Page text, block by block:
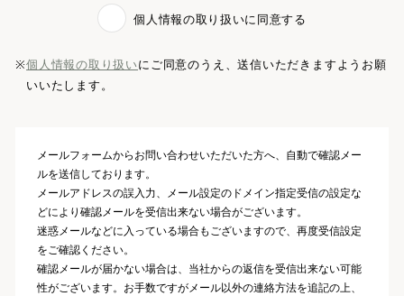
個人情報の取り扱いに同意する
※個人情報の取り扱いにご同意のうえ、送信いただきますようお願
いいたします。
メールフォームからお問い合わせいただいた方へ、自動で確認メー
ルを送信しております。
メールアドレスの誤入力、メール設定のドメイン指定受信の設定な
どにより確認メールを受信出来ない場合がございます。
迷惑メールなどに入っている場合もございますので、再度受信設定
をご確認ください。
確認メールが届かない場合は、当社からの返信を受信出来ない可能
性がございます。お手数ですがメール以外の連絡方法を追記の上、